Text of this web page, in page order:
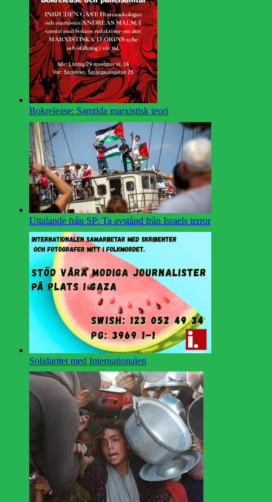
Bokrelease: Samtida marxistisk teori
Uttalande från SP: Ta avstånd från Israels terror
Solidaritet med Internationalen